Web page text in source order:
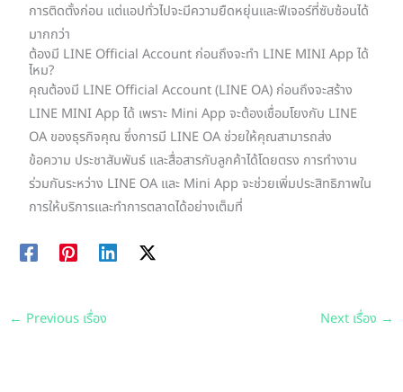
การติดตั้งก่อน แต่แอปทั่วไปจะมีความยืดหยุ่นและฟีเจอร์ที่ซับซ้อนได้
มากกว่า
ต้องมี LINE Official Account ก่อนถึงจะทำ LINE MINI App ได้
ไหม?
คุณต้องมี LINE Official Account (LINE OA) ก่อนถึงจะสร้าง
LINE MINI App ได้ เพราะ Mini App จะต้องเชื่อมโยงกับ LINE
OA ของธุรกิจคุณ ซึ่งการมี LINE OA ช่วยให้คุณสามารถส่ง
ข้อความ ประชาสัมพันธ์ และสื่อสารกับลูกค้าได้โดยตรง การทำงาน
ร่วมกันระหว่าง LINE OA และ Mini App จะช่วยเพิ่มประสิทธิภาพใน
การให้บริการและทำการตลาดได้อย่างเต็มที่
← Previous เรื่อง Next เรื่อง →